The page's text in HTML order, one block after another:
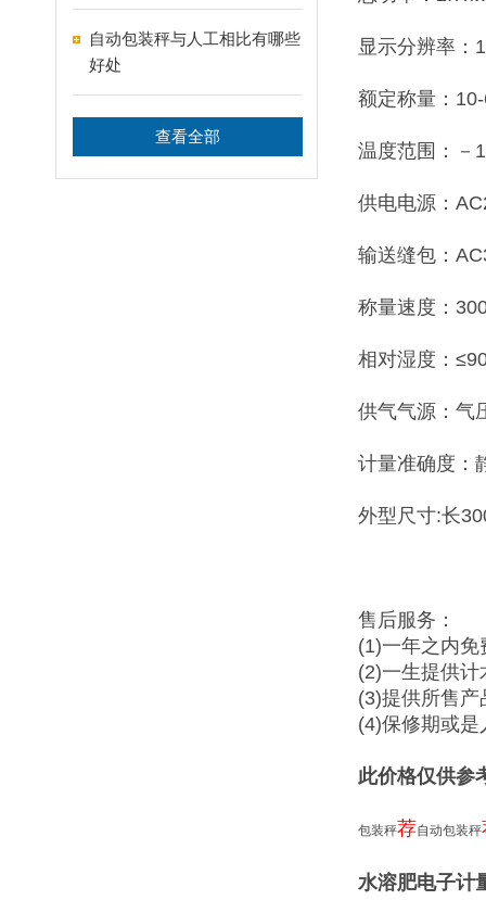
自动包装秤与人工相比有哪些
好处
查看全部
显示分辨率：
额定称量：
温度范围：－
供电电源：
输送缝包：
称量速度：
相对湿度：
供气气源：气
计量准确度：
外型尺寸:长
售后服务：
(1)一年之内免
(2)一生提供
(3)提供所售产
(4)保修期或
此价格仅供参
包装秤荐自动包装秤
水溶肥电子计